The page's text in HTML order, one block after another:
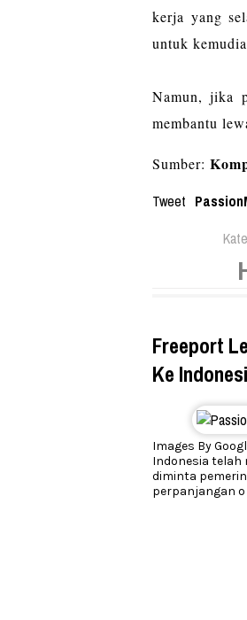
kerja yang
untuk
Namun, jika
membantu
Sumber:
Tweet
Freeport
Ke
Images By
Indonesia telah
diminta
perpanjangan o